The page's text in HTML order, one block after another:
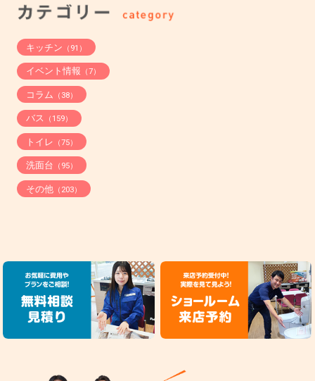
キッチン （91）
イベント情報 （7）
コラム （38）
バス （159）
トイレ （75）
洗面台 （95）
その他（203）